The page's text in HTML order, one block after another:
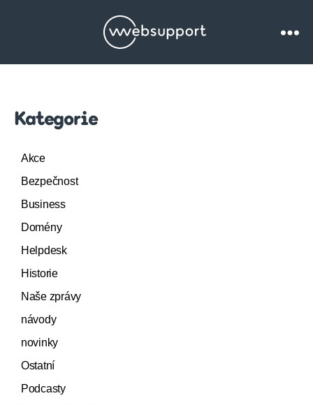
Websupport.cz
Kategorie
Akce
Bezpečnost
Business
Domény
Helpdesk
Historie
Naše zprávy
návody
novinky
Ostatní
Podcasty